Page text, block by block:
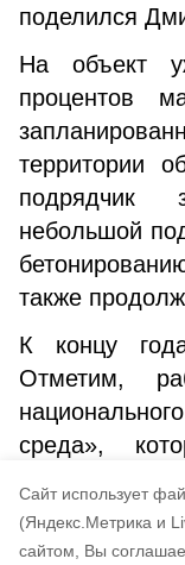
Cайт использует
(Яндекс.Метрика и
сайтом, Вы
поделился
На объект
процентов
территории
подрядчик
небольшой
также
К концу
Отметим,
среда»,
Путина.